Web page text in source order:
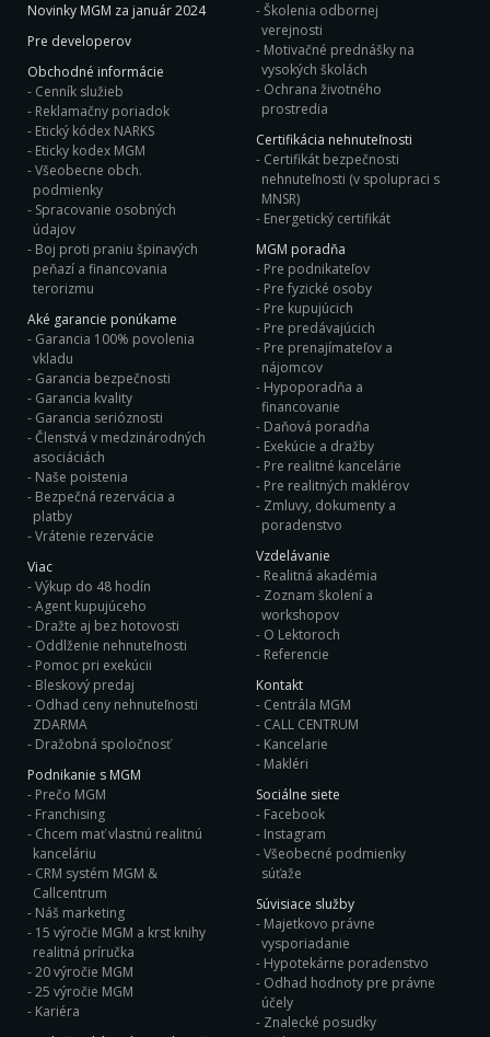
Novinky MGM za január 2024
Pre developerov
Obchodné informácie
Cenník služieb
Reklamačny poriadok
Etický kódex NARKS
Eticky kodex MGM
Všeobecne obch.
podmienky
Spracovanie osobných
údajov
Boj proti praniu špinavých
peňazí a financovania
terorizmu
Aké garancie ponúkame
Garancia 100% povolenia
vkladu
Garancia bezpečnosti
Garancia kvality
Garancia serióznosti
Členstvá v medzinárodných
asociáciách
Naše poistenia
Bezpečná rezervácia a
platby
Vrátenie rezervácie
Viac
Výkup do 48 hodín
Agent kupujúceho
Dražte aj bez hotovosti
Oddlženie nehnuteľnosti
Pomoc pri exekúcii
Bleskový predaj
Odhad ceny nehnuteľnosti
ZDARMA
Dražobná spoločnosť
Podnikanie s MGM
Prečo MGM
Franchising
Chcem mať vlastnú realitnú
kanceláriu
CRM systém MGM &
Callcentrum
Náš marketing
15 výročie MGM a krst knihy
realitná príručka
20 výročie MGM
25 výročie MGM
Kariéra
Školenia odbornej
verejnosti
Motivačné prednášky na
vysokých školách
Ochrana životného
prostredia
Certifikácia nehnuteľnosti
Certifikát bezpečnosti
nehnuteľnosti (v spolupraci s
MNSR)
Energetický certifikát
MGM poradňa
Pre podnikateľov
Pre fyzické osoby
Pre kupujúcich
Pre predávajúcich
Pre prenajímateľov a
nájomcov
Hypoporadňa a
financovanie
Daňová poradňa
Exekúcie a dražby
Pre realitné kancelárie
Pre realitných maklérov
Zmluvy, dokumenty a
poradenstvo
Vzdelávanie
Realitná akadémia
Zoznam školení a
workshopov
O Lektoroch
Referencie
Kontakt
Centrála MGM
CALL CENTRUM
Kancelarie
Makléri
Sociálne siete
Facebook
Instagram
Všeobecné podmienky
súťaže
Súvisiace služby
Majetkovo právne
vysporiadanie
Hypotekárne poradenstvo
Odhad hodnoty pre právne
účely
Znalecké posudky